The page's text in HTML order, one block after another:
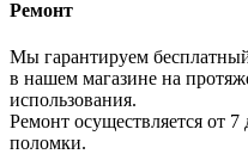
Ремонт
Мы гарантируем
в нашем магазине на
использования.
Ремонт осуществляется от
поломки.